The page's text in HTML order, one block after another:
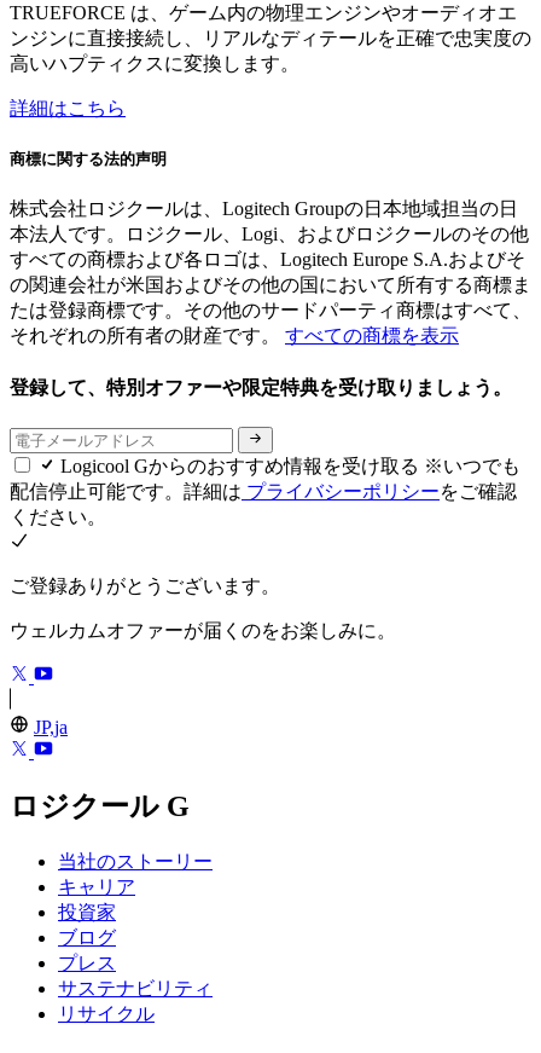
TRUEFORCE は、ゲーム内の物理エンジンやオーディオエ
ンジンに直接接続し、リアルなディテールを正確で忠実度の
高いハプティクスに変換します。
詳細はこちら
商標に関する法的声明
株式会社ロジクールは、Logitech Groupの日本地域担当の日
本法人です。ロジクール、Logi、およびロジクールのその他
すべての商標および各ロゴは、Logitech Europe S.A.およびそ
の関連会社が米国およびその他の国において所有する商標ま
たは登録商標です。その他のサードパーティ商標はすべて、
それぞれの所有者の財産です。 すべての商標を表示
登録して、特別オファーや限定特典を受け取りましょう。
Logicool Gからのおすすめ情報を受け取る ※いつでも
配信停止可能です。詳細は プライバシーポリシーをご確認
ください。
ご登録ありがとうございます。
ウェルカムオファーが届くのをお楽しみに。
JP,ja
ロジクール G
当社のストーリー
キャリア
投資家
ブログ
プレス
サステナビリティ
リサイクル